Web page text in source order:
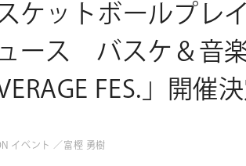
ケットボールプレ
ース バスケ＆音
FES.」開催決
イベント ／富樫 勇樹